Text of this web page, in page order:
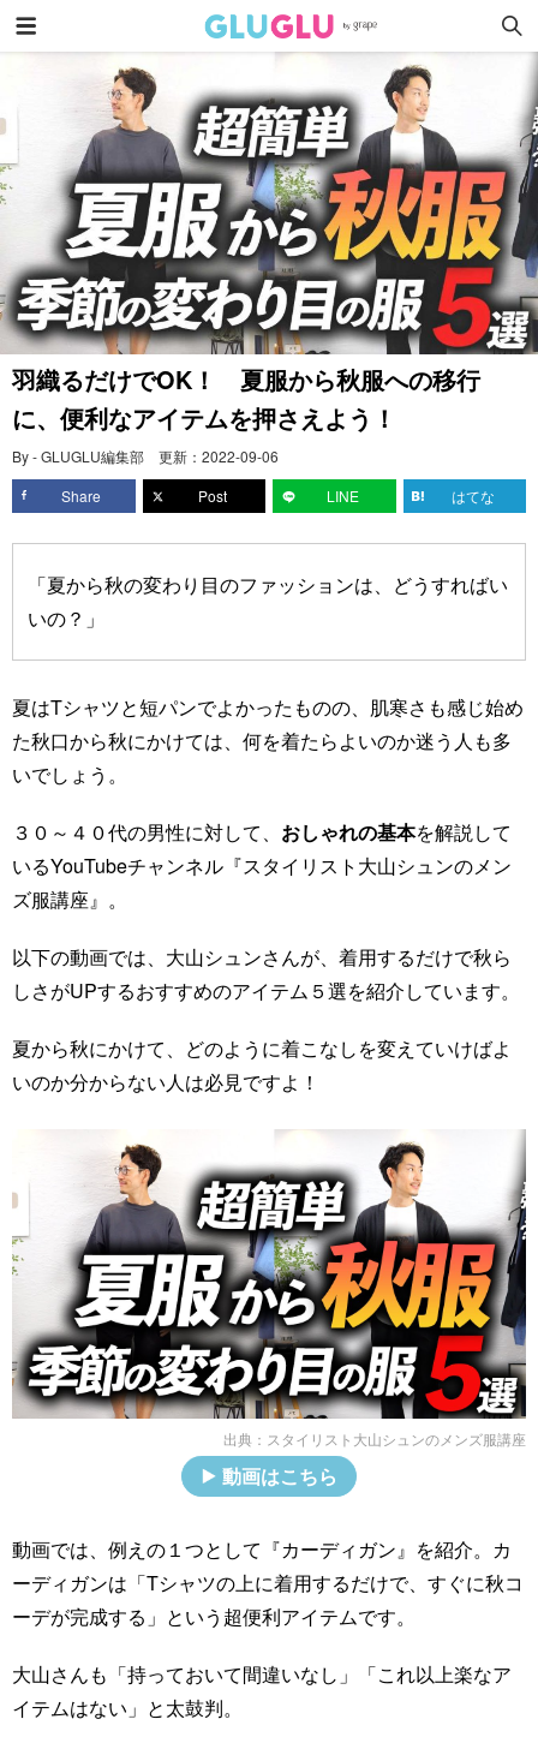
羽織るだけでOK！ 夏服から秋服への移行
に、便利なアイテムを押さえよう！
By - GLUGLU編集部 更新： 2022-09-06
Share
Post LINE はてな
「夏から秋の変わり目のファッションは、どうすればい
いの？」
夏はTシャツと短パンでよかったものの、肌寒さも感じ始め
た秋口から秋にかけては、何を着たらよいのか迷う人も多
いでしょう。
３０～４０代の男性に対して、 おしゃれの基本を解説して
いるYouTubeチャンネル『スタイリスト大山シュンのメン
ズ服講座』。
以下の動画では、大山シュンさんが、着用するだけで秋ら
しさがUPするおすすめのアイテム５選を紹介しています。
夏から秋にかけて、どのように着こなしを変えていけばよ
いのか分からない人は必見ですよ！
出典： スタイリスト大山シュンのメンズ服講座
動画はこちら
動画では、例えの１つとして『カーディガン』を紹介。カ
ーディガンは「Tシャツの上に着用するだけで、すぐに秋コ
ーデが完成する」という超便利アイテムです。
大山さんも「持っておいて間違いなし」「これ以上楽なア
イテムはない」と太鼓判。